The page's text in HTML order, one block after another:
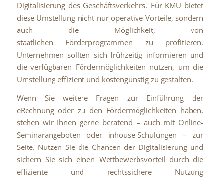
Digitalisierung des Geschäftsverkehrs. Für KMU bietet
diese Umstellung nicht nur operative Vorteile, sondern
auch die Möglichkeit, von
staatlichen Förderprogrammen zu profitieren.
Unternehmen sollten sich frühzeitig informieren und
die verfügbaren Fördermöglichkeiten nutzen, um die
Umstellung effizient und kostengünstig zu gestalten.
Wenn Sie weitere Fragen zur Einführung der
eRechnung oder zu den Fördermöglichkeiten haben,
stehen wir Ihnen gerne beratend – auch mit Online-
Seminarangeboten oder inhouse-Schulungen – zur
Seite. Nutzen Sie die Chancen der Digitalisierung und
sichern Sie sich einen Wettbewerbsvorteil durch die
effiziente und rechtssichere Nutzung